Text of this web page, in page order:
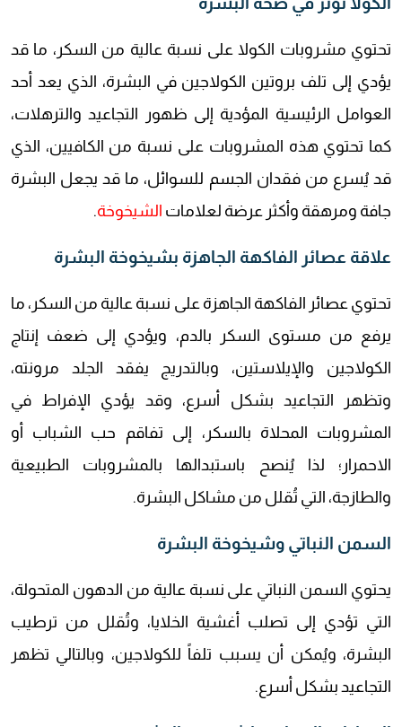
تحتوي مشروبات الكولا على نسبة عالية من السكر، ما قد
يؤدي إلى تلف بروتين الكولاجين في البشرة، الذي يعد أحد
العوامل الرئيسية المؤدية إلى ظهور التجاعيد والترهلات،
كما تحتوي هذه المشروبات على نسبة من الكافيين، الذي
قد يُسرع من فقدان الجسم للسوائل، ما قد يجعل البشرة
جافة ومرهقة وأكثر عرضة لعلامات الشيخوخة.
علاقة عصائر الفاكهة الجاهزة بشيخوخة البشرة
تحتوي عصائر الفاكهة الجاهزة على نسبة عالية من السكر، ما
يرفع من مستوى السكر بالدم، ويؤدي إلى ضعف إنتاج
الكولاجين والإيلاستين، وبالتدريج يفقد الجلد مرونته،
وتظهر التجاعيد بشكل أسرع، وقد يؤدي الإفراط في
المشروبات المحلاة بالسكر، إلى تفاقم حب الشباب أو
الاحمرار؛ لذا يُنصح باستبدالها بالمشروبات الطبيعية
والطازجة، التي تُقلل من مشاكل البشرة.
السمن النباتي وشيخوخة البشرة
يحتوي السمن النباتي على نسبة عالية من الدهون المتحولة،
التي تؤدي إلى تصلب أغشية الخلايا، وتُقلل من ترطيب
البشرة، ويُمكن أن يسبب تلفاً للكولاجين، وبالتالي تظهر
التجاعيد بشكل أسرع.